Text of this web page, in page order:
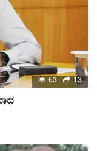
63 13